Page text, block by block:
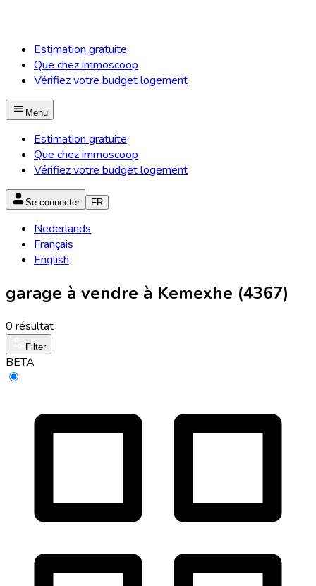
Estimation gratuite
Que chez immoscoop
Vérifiez votre budget logement
Menu
Estimation gratuite
Que chez immoscoop
Vérifiez votre budget logement
Se connecter FR
Nederlands
Français
English
garage à vendre à Kemexhe (4367)
0 résultat
Filter
BETA